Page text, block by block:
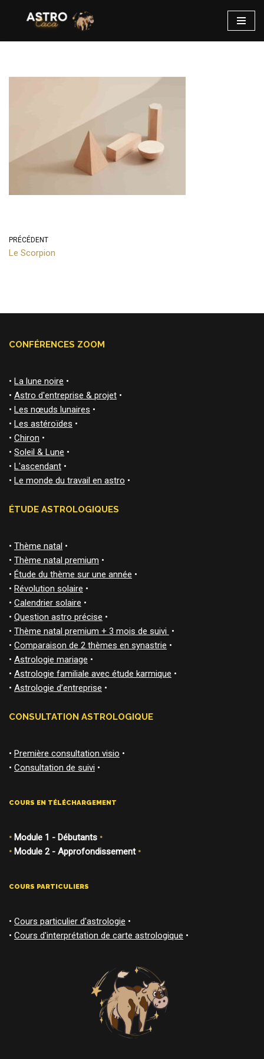
PRÉCÉDENT
Le Scorpion
CONFÉRENCES ZOOM
• La lune noire •
• Astro d'entreprise & projet •
• Les nœuds lunaires •
• Les astéroïdes •
• Chiron •
• Soleil & Lune •
• L'ascendant •
• Le monde du travail en astro •
ÉTUDE ASTROLOGIQUES
• Thème natal •
• Thème natal premium •
• Étude du thème sur une année •
• Révolution solaire •
• Calendrier solaire •
• Question astro précise •
• Thème natal premium + 3 mois de suivi •
• Comparaison de 2 thèmes en synastrie •
• Astrologie mariage •
• Astrologie familiale avec étude karmique •
• Astrologie d’entreprise •
CONSULTATION ASTROLOGIQUE
• Première consultation visio •
• Consultation de suivi •
COURS EN TÉLÉCHARGEMENT
• Module 1 - Débutants •
• Module 2 - Approfondissement•
COURS PARTICULIERS
• Cours particulier d'astrologie •
• Cours d'interprétation de carte astrologique •